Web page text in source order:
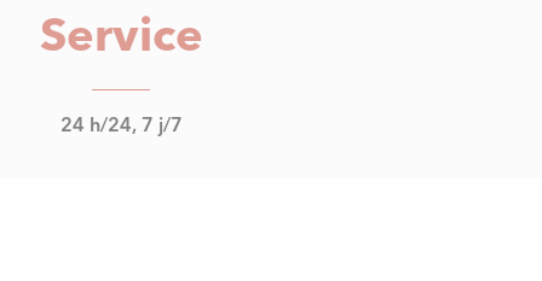
Service
24 h/24, 7 j/7